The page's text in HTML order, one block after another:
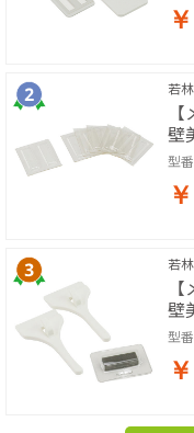
若
壁
型番
若
壁
型番